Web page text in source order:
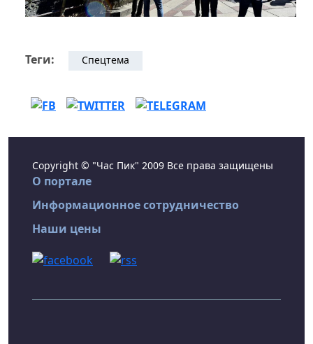
Теги: Спецтема
Copyright © "Час Пик" 2009 Все права защищены
О портале
Информационное сотрудничество
Наши цены